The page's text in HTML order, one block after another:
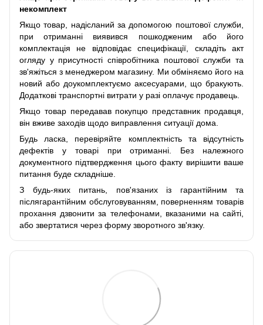
некомплект
Якщо товар, надісланий за допомогою поштової служби,
при отриманні виявився пошкодженим або його
комплектація не відповідає специфікації, складіть акт
огляду у присутності співробітника поштової служби та
зв'яжіться з менеджером магазину. Ми обміняємо його на
новий або доукомплектуємо аксесуарами, що бракують.
Додаткові транспортні витрати у разі оплачує продавець.
Якщо товар передавав покупцю представник продавця,
він вживе заходів щодо виправлення ситуації дома.
Будь ласка, перевіряйте комплектність та відсутність
дефектів у товарі при отриманні. Без належного
документного підтвердження цього факту вирішити ваше
питання буде складніше.
З будь-яких питань, пов'язаних із гарантійним та
післягарантійним обслуговуванням, поверненням товарів
прохання дзвонити за телефонами, вказаними на сайті,
або звертатися через форму зворотного зв'язку.